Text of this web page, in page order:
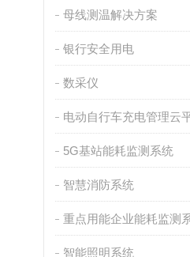
母线测温解决方案
银行安全用电
数采仪
电动自行车充电管理云
5G基站能耗监测系统
智慧消防系统
重点用能企业能耗监测
智能照明系统